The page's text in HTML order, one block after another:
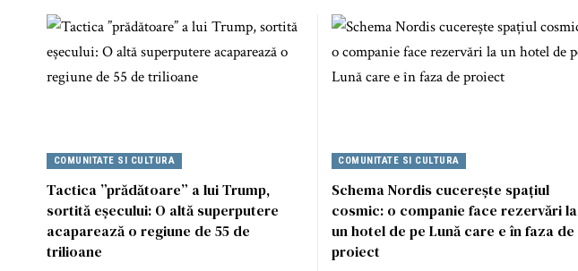
COMUNITATE SI CULTURA
Tactica ”prădătoare” a lui Trump,
sortită eșecului: O altă superputere
acaparează o regiune de 55 de
trilioane
COMUNITATE SI CULTURA
Schema Nordis cucerește spațiul
cosmic: o companie face rezervări la
un hotel de pe Lună care e în faza de
proiect